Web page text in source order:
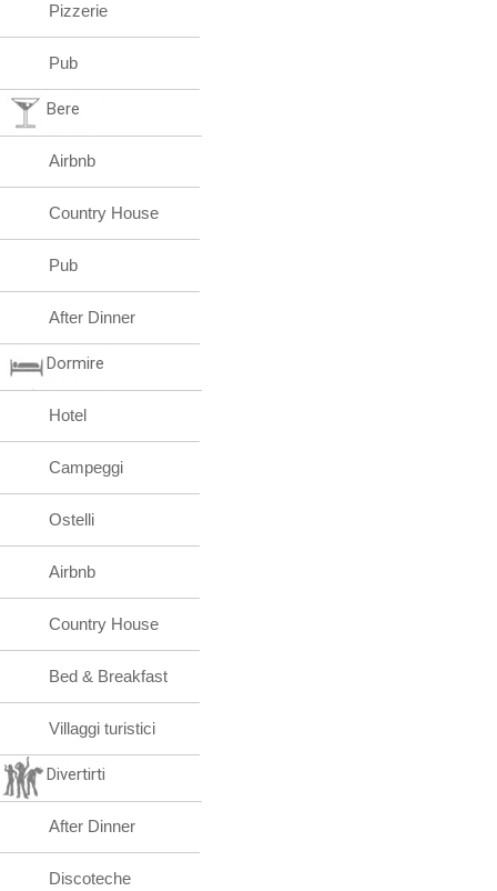
Pizzerie
Pub
Bere
Airbnb
Country House
Pub
After Dinner
Dormire
Hotel
Campeggi
Ostelli
Airbnb
Country House
Bed & Breakfast
Villaggi turistici
Divertirti
After Dinner
Discoteche